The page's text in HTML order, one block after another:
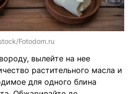
Fotodom.ru
вылейте на нее
растительного масла и
для одного блина